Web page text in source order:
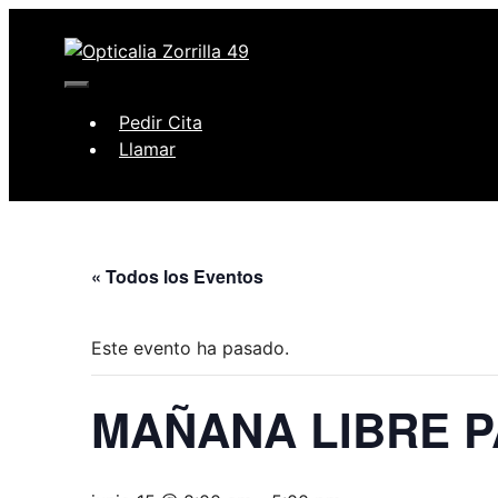
Menú
Pedir Cita
Llamar
« Todos los Eventos
Este evento ha pasado.
MAÑANA LIBRE